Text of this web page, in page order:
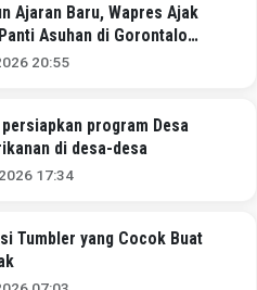
Ajaran Baru, Wapres Ajak
Asuhan di Gorontalo
Sekolah
20:55
program Desa
di desa-desa
17:34
Tumbler yang Cocok Buat